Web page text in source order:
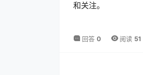
和关注。
回答 0 阅读 51